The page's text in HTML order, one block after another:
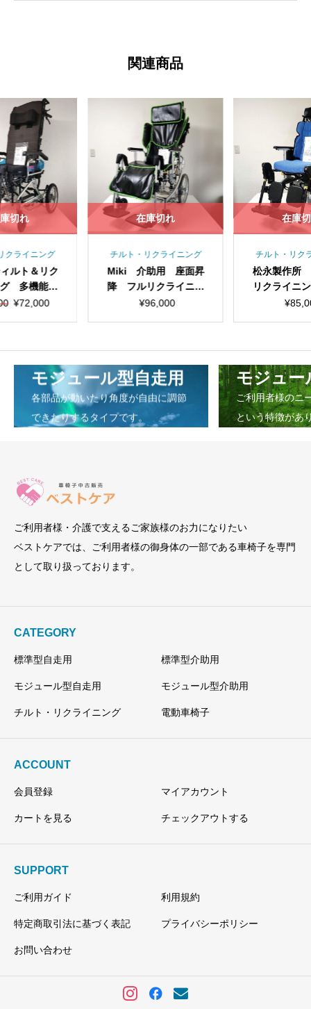
関連商品
クライニング
ルト＆リク
グ 多機能
ランドフリ
元
格
は
¥90,000
た。
¥72,000
現
価
格
¥72,000
す。
切れ
チルト・リクライニング
Miki 介助用 座面昇
降 フルリクライニン
グ 多機能 車椅子
¥96,000
在庫切れ
チルト・リク
松永製作所
リクライニ
子 マイチ
¥
在庫
モジュール型自走用
各部品が動いたり角度が自由に調節
できたりするタイプです。
モジュー
ご利用者様のニ
という特徴があ
ご利用者様・介護で支えるご家族様のお力になりたい
ベストケアでは、ご利用者様の御身体の一部である車椅子を専門
として取り扱っております。
CATEGORY
標準型自走用 標準型介助用
モジュール型自走用 モジュール型介助用
チルト・リクライニング 電動車椅子
ACCOUNT
会員登録 マイアカウント
カートを見る チェックアウトする
SUPPORT
ご利用ガイド 利用規約
特定商取引法に基づく表記 プライバシーポリシー
お問い合わせ